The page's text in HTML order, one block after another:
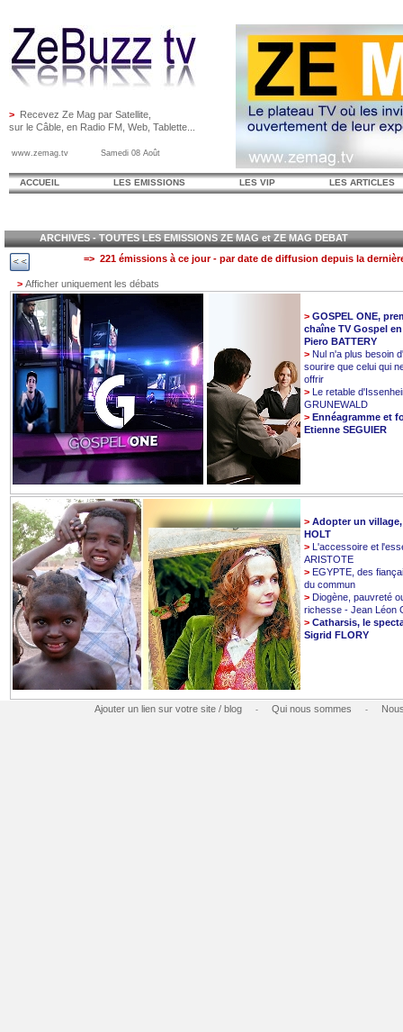
> Recevez Ze Mag par Satellite,
sur le Câble, en Radio FM, Web, Tablette...
www.zemag.tv Samedi 08 Août
ACCUEIL LES EMISSIONS LES VIP LES ARTICLES
ARCHIVES - TOUTES LES EMISSIONS ZE MAG et ZE MAG DEBAT
=> 221 émissions à ce jour - par date de diffusion depuis la
> Afficher uniquement les débats
> GOSPEL ONE,
chaîne TV Gospel
Piero BATTERY
> Nul n'a plus besoin
sourire que celui qui
offrir
> Le retable
GRUNEWALD
> Ennéagramme et
Etienne SEGUIER
> Adopter un
HOLT
> L'accessoire et
ARISTOTE
> EGYPTE, des
du commun
> Diogène, pauvreté
richesse - Jean Léon
> Catharsis, le
Sigrid FLORY
Ajouter un lien sur votre site / blog - Qui nous sommes -